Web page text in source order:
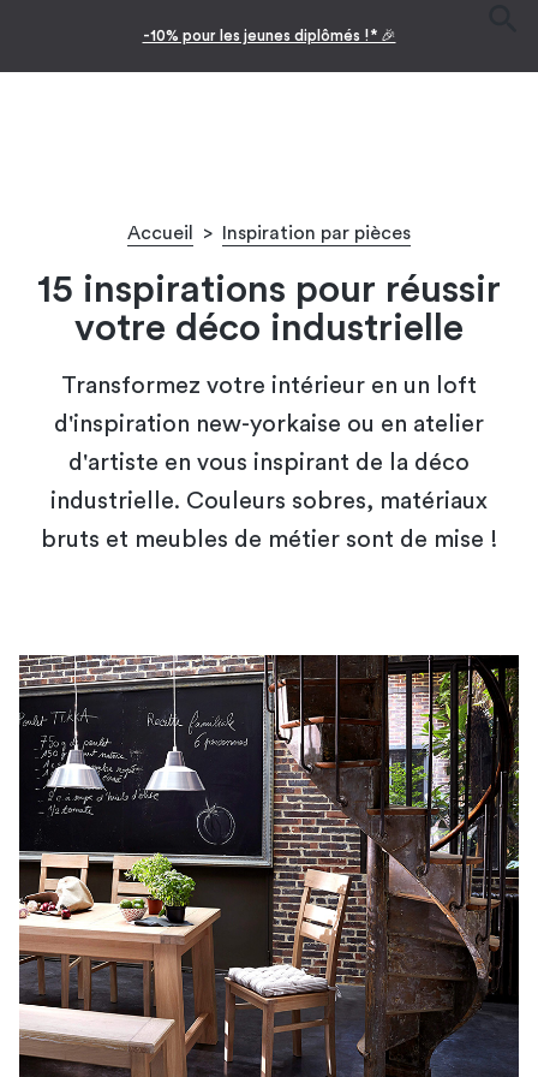
-10% pour les jeunes diplômés !* 🎉
Accueil > Inspiration par pièces
15 inspirations pour réussir
votre déco industrielle
Transformez votre intérieur en un loft
d'inspiration new-yorkaise ou en atelier
d'artiste en vous inspirant de la déco
industrielle. Couleurs sobres, matériaux
bruts et meubles de métier sont de mise !